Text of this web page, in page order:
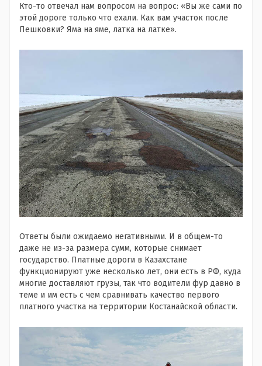
Кто-то отвечал нам вопросом на вопрос: «Вы же сами по
этой дороге только что ехали. Как вам участок после
Пешковки? Яма на яме, латка на латке».
Ответы были ожидаемо негативными. И в общем-то
даже не из-за размера сумм, которые снимает
государство. Платные дороги в Казахстане
функционируют уже несколько лет, они есть в РФ, куда
многие доставляют грузы, так что водители фур давно в
теме и им есть с чем сравнивать качество первого
платного участка на территории Костанайской области.